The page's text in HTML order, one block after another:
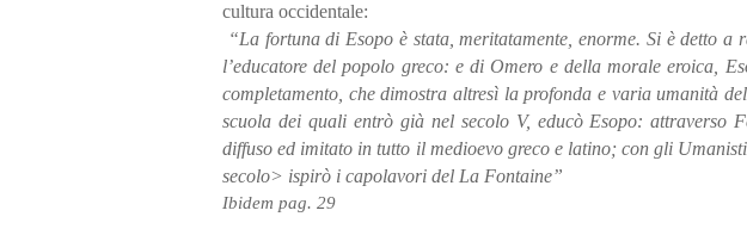
cultura occidentale:
“La fortuna di Esopo è stata, meritatamente, enorme. Si è detto a
l’educatore del popolo greco: e di Omero e della morale eroica,
completamento, che dimostra altresì la profonda e varia umanità
scuola dei quali entrò già nel secolo V, educò Esopo: attraverso
diffuso ed imitato in tutto il medioevo greco e latino; con gli
secolo> ispirò i capolavori del La Fontaine”
Ibidem pag. 29